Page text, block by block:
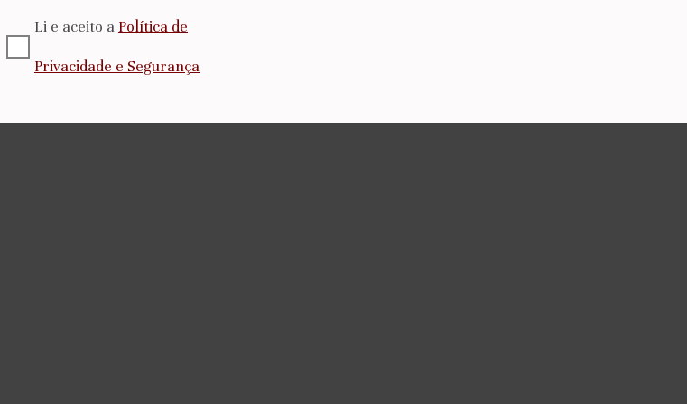
Li e aceito a Política de
Privacidade e Segurança